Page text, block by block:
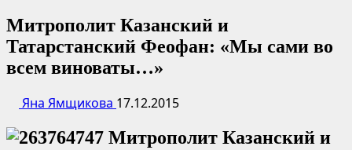
Митрополит Казанский и
Татарстанский Феофан: «Мы сами во
всем виноваты…»
Яна Ямщикова 17.12.2015